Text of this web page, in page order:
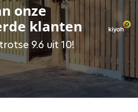
onze
klanten
9.6 uit 10!